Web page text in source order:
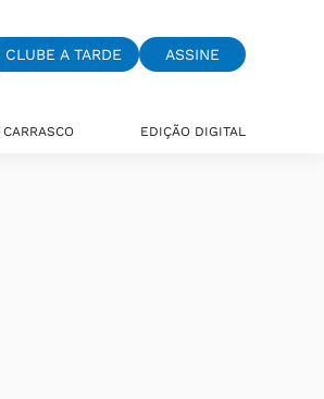
CLUBE A TARDE ASSINE
CARRASCO EDIÇÃO DIGITAL